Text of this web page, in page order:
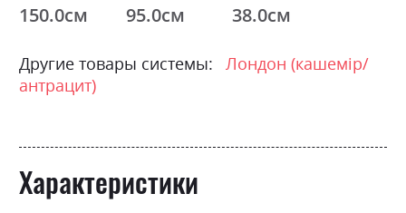
150.0см 95.0см 38.0см
Другие товары системы:
Лондон (кашемір/
антрацит)
Характеристики